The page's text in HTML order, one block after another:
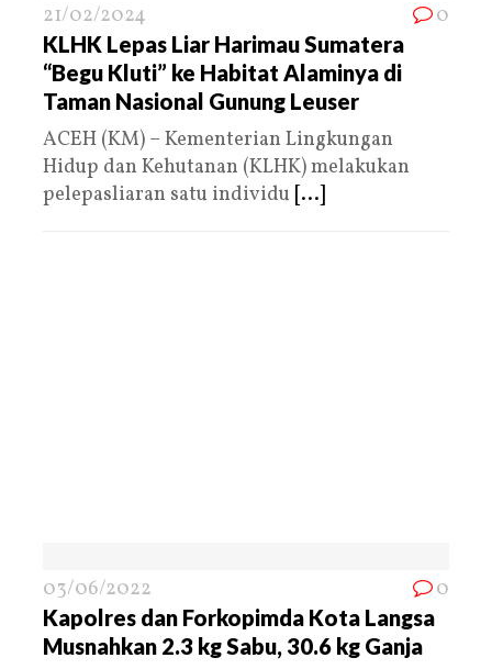
21/02/2024 0
KLHK Lepas Liar Harimau Sumatera
“Begu Kluti” ke Habitat Alaminya di
Taman Nasional Gunung Leuser
ACEH (KM) – Kementerian Lingkungan
Hidup dan Kehutanan (KLHK) melakukan
pelepasliaran satu individu [...]
03/06/2022 0
Kapolres dan Forkopimda Kota Langsa
Musnahkan 2.3 kg Sabu, 30.6 kg Ganja